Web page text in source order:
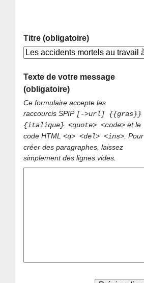
Titre (obligatoire)
Texte de votre message
(obligatoire)
Ce formulaire accepte les
raccourcis SPIP [->url] {{gras}}
{italique} <quote> <code> et le
code HTML<q> <del> <ins>. Pour
créer des paragraphes, laissez
simplement des lignes vides.